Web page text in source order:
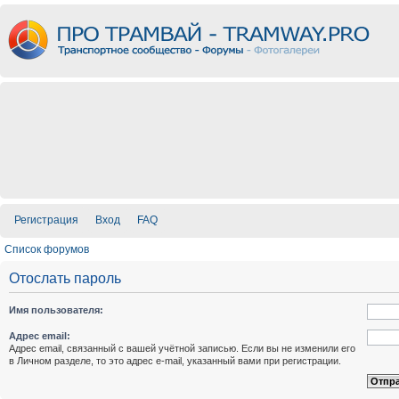
Регистрация Вход FAQ
Список форумов
Отослать пароль
Имя пользователя:
Адрес email:
Адрес email, связанный с вашей учётной записью. Если вы не изменили его
в Личном разделе, то это адрес e-mail, указанный вами при регистрации.